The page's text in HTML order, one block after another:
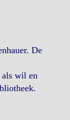
De
als wil en